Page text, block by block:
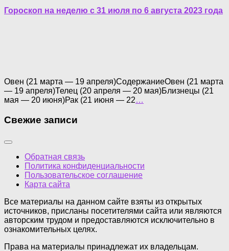
Гороскоп на неделю с 31 июля по 6 августа 2023 года
Овен (21 марта — 19 апреля)СодержаниеОвен (21 марта
— 19 апреля)Телец (20 апреля — 20 мая)Близнецы (21
мая — 20 июня)Рак (21 июня — 22…
Свежие записи
Обратная связь
Политика конфиденциальности
Пользовательское соглашение
Карта сайта
Все материалы на данном сайте взяты из открытых
источников, присланы посетителями сайта или являются
авторским трудом и предоставляются исключительно в
ознакомительных целях.
Права на материалы принадлежат их владельцам.